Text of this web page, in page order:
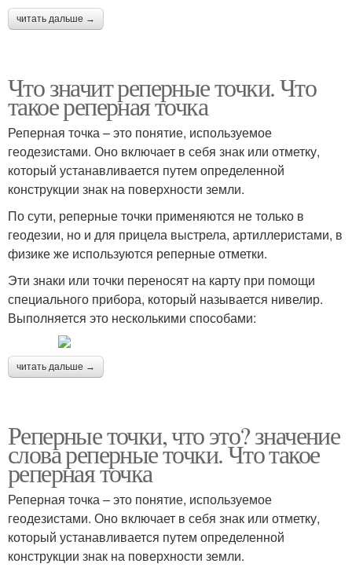
читать дальше →
Что значит реперные точки. Что
такое реперная точка
Реперная точка – это понятие, используемое
геодезистами. Оно включает в себя знак или отметку,
который устанавливается путем определенной
конструкции знак на поверхности земли.
По сути, реперные точки применяются не только в
геодезии, но и для прицела выстрела, артиллеристами, в
физике же используются реперные отметки.
Эти знаки или точки переносят на карту при помощи
специального прибора, который называется нивелир.
Выполняется это несколькими способами:
читать дальше →
Реперные точки, что это? значение
слова реперные точки. Что такое
реперная точка
Реперная точка – это понятие, используемое
геодезистами. Оно включает в себя знак или отметку,
который устанавливается путем определенной
конструкции знак на поверхности земли.